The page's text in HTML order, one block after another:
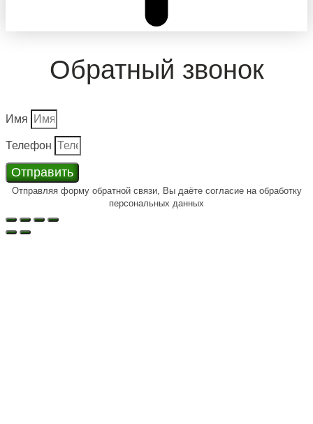
Обратный звонок
Имя
Телефон
Отправить
Отправляя форму обратной связи, Вы даёте согласие на обработку
персональных данных